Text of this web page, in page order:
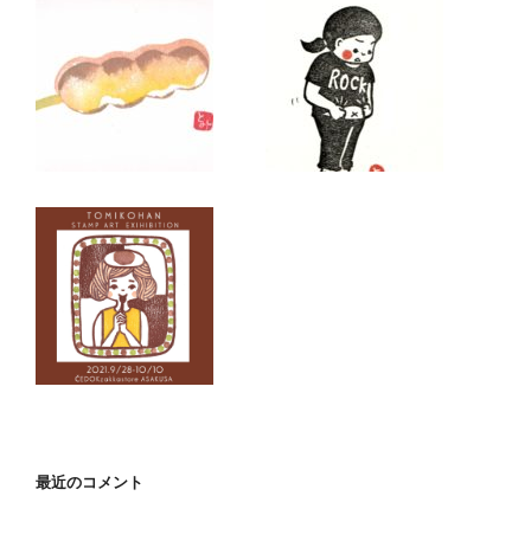
最近のコメント